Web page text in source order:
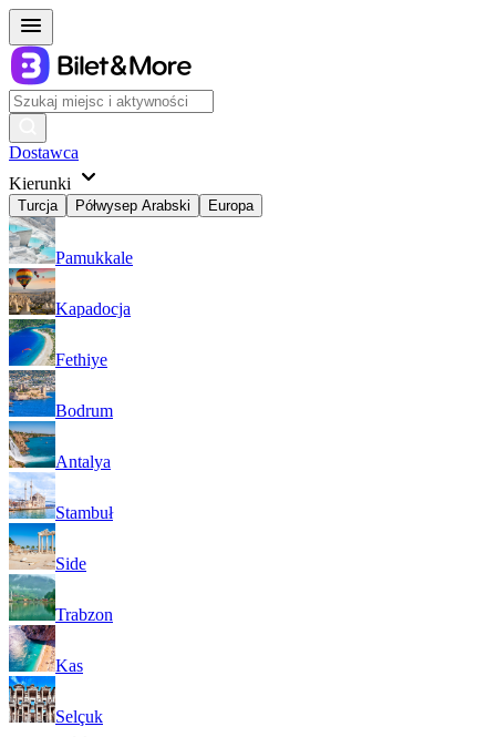
Dostawca
Kierunki
Turcja Półwysep Arabski Europa
Pamukkale
Kapadocja
Fethiye
Bodrum
Antalya
Stambuł
Side
Trabzon
Kas
Selçuk